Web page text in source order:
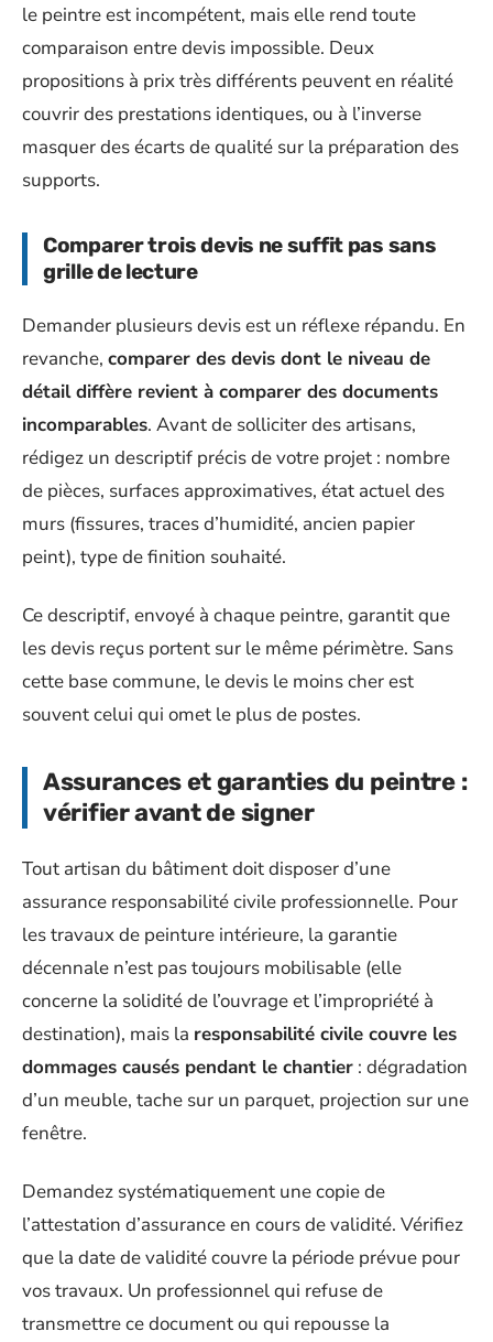
le peintre est incompétent, mais elle rend toute
comparaison entre devis impossible. Deux
propositions à prix très différents peuvent en réalité
couvrir des prestations identiques, ou à l’inverse
masquer des écarts de qualité sur la préparation des
supports.
Comparer trois devis ne suffit pas sans
grille de lecture
Demander plusieurs devis est un réflexe répandu. En
revanche, comparer des devis dont le niveau de
détail diffère revient à comparer des documents
incomparables. Avant de solliciter des artisans,
rédigez un descriptif précis de votre projet : nombre
de pièces, surfaces approximatives, état actuel des
murs (fissures, traces d’humidité, ancien papier
peint), type de finition souhaité.
Ce descriptif, envoyé à chaque peintre, garantit que
les devis reçus portent sur le même périmètre. Sans
cette base commune, le devis le moins cher est
souvent celui qui omet le plus de postes.
Assurances et garanties du peintre :
vérifier avant de signer
Tout artisan du bâtiment doit disposer d’une
assurance responsabilité civile professionnelle. Pour
les travaux de peinture intérieure, la garantie
décennale n’est pas toujours mobilisable (elle
concerne la solidité de l’ouvrage et l’impropriété à
destination), mais la responsabilité civile couvre les
dommages causés pendant le chantier : dégradation
d’un meuble, tache sur un parquet, projection sur une
fenêtre.
Demandez systématiquement une copie de
l’attestation d’assurance en cours de validité. Vérifiez
que la date de validité couvre la période prévue pour
vos travaux. Un professionnel qui refuse de
transmettre ce document ou qui repousse la